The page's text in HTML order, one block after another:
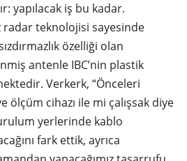
yapılacak iş bu kadar.
radar teknolojisi sayesinde
özelliği olan
antenle IBC’nin plastik
Verkerk, “Önceleri
ölçüm cihazı ile mi çalışsak diye
yerlerinde kablo
fark ettik, ayrıca